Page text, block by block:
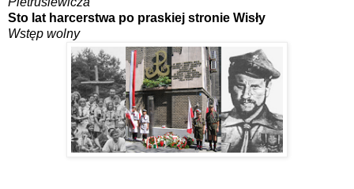
Sto lat harcerstwa po praskiej stronie Wisły
Wstęp wolny